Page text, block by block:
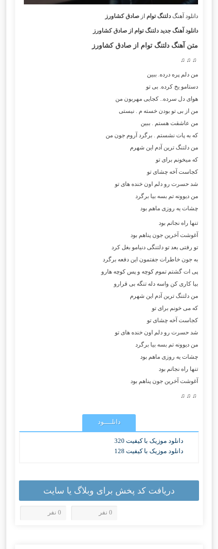
دانلود آهنگدلتنگ توام ازصادق کشاورز
دانلود آهنگ جدید دلتنگ توام از صادق کشاورز
متن آهنگ دلتنگ توام از صادق کشاورز
♫ ♫ ♫
من دلم پره درده. ببین
دستامو یخ کرده. بی تو
هوای دل سرده.. کجایی مهربون من
من از بی تو بودن خسته م . نیستی
من عاشقت هستم . ببین
که به پات نشستم . برگرد آروم جون من
من دلتنگ ترین آدم این شهرم
که میخونم برای تو
کجاست آخه چشای تو
شد حسرت رو دلم اون خنده های تو
من دیوونه تم بسه بیا برگرد
چشات یه روزی ماهم بود
تنها راه نجاتم بود
آغوشت آخرین جون پناهم بود
تو رفتی بعد تو دلتنگی دنیامو بغل کرد
به جون خاطرات جفتمون این دفعه برگرد
پی ات گشتم تموم کوچه و پس کوچه هارو
بیا کاری کن واسه دله تنگه بی قرارو
من دلتنگ ترین آدم این شهرم
که می خونم برای تو
کجاست آخه چشای تو
شد حسرت رو دلم اون خنده های تو
من دیوونه تم بسه بیا برگرد
چشات یه روزی ماهم بود
تنها راه نجاتم بود
آغوشت آخرین جون پناهم بود
♫ ♫ ♫
دانلــــود
دانلود موزیک با کیفیت 320
دانلود موزیک با کیفیت 128
دریافت کد پخش برای وبلاگ یا سایت
0 نفر 0 نفر